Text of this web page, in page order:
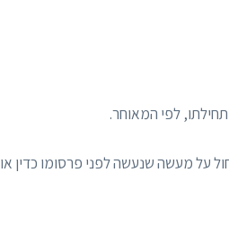
על מעשה שנעשה לפני פרסומו כדין או